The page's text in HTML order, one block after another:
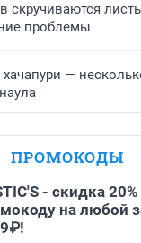
скручиваются
проблемы
—
ПРОМОКОДЫ
- скидка
на любой